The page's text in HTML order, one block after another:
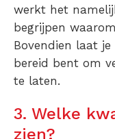
werkt het
begrijpen
Bovendien laat
bereid bent om
te laten.
3. Welke
zien?